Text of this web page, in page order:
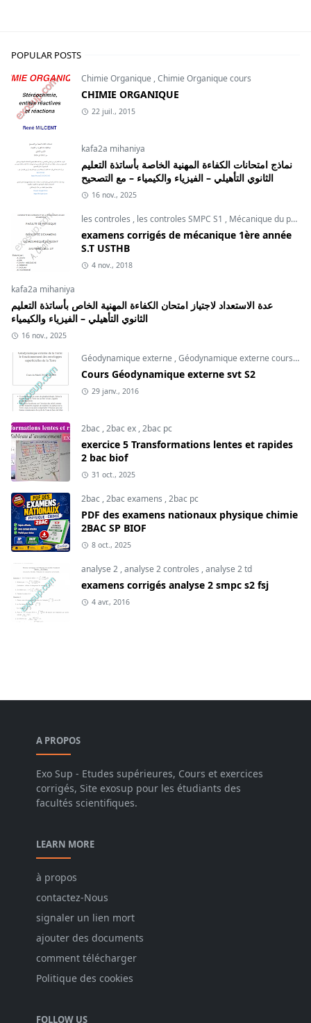
POPULAR POSTS
Chimie Organique ,Chimie Organique cours
CHIMIE ORGANIQUE
22 juil., 2015
kafa2a mihaniya
نماذج امتحانات الكفاءة المهنية الخاصة بأساتذة التعليم
الثانوي التأهيلي – الفيزياء والكيمياء – مع التصحيح
16 nov., 2025
les controles , les controles SMPC S1 , Mécanique du point
examens corrigés de mécanique 1ère année
S.T USTHB
4 nov., 2018
kafa2a mihaniya
عدة الاستعداد لاجتياز امتحان الكفاءة المهنية الخاص بأساتذة التعليم
الثانوي التأهيلي – الفيزياء والكيمياء
16 nov., 2025
Géodynamique externe ,Géodynamique externe cours ,
Cours Géodynamique externe svt S2
29 janv., 2016
2bac ,2bac ex ,2bac pc
exercice 5 Transformations lentes et rapides
2 bac biof
31 oct., 2025
2bac ,2bac examens ,2bac pc
PDF des examens nationaux physique chimie
2BAC SP BIOF
8 oct., 2025
analyse 2 ,analyse 2 controles ,analyse 2 td
examens corrigés analyse 2 smpc s2 fsj
4 avr., 2016
A PROPOS
Exo Sup - Etudes supérieures, Cours et exercices
corrigés, Site exosup pour les étudiants des
facultés scientifiques.
LEARN MORE
à propos
contactez-Nous
signaler un lien mort
ajouter des documents
comment télécharger
Politique des cookies
FOLLOW US